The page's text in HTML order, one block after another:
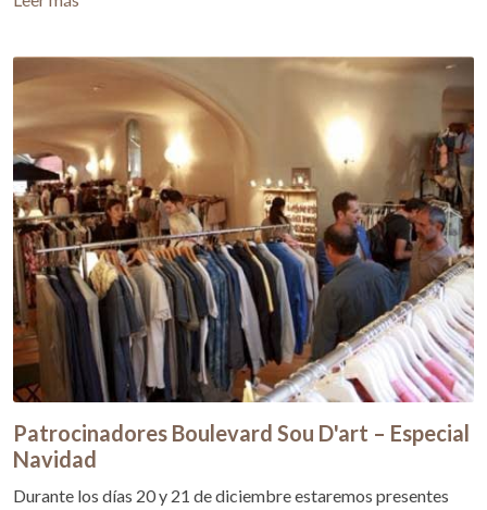
Patrocinadores Boulevard Sou D'art – Especial
Navidad
Durante los días 20 y 21 de diciembre estaremos presentes